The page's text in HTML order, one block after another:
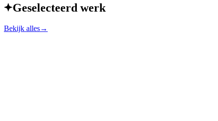
Geselecteerd werk
Bekijk alles→